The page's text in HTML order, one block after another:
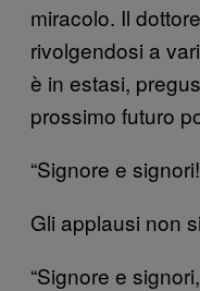
miracolo. Il
rivolgendosi a
è in estasi,
prossimo futuro
“Signore e
Gli applausi non
“Signore e